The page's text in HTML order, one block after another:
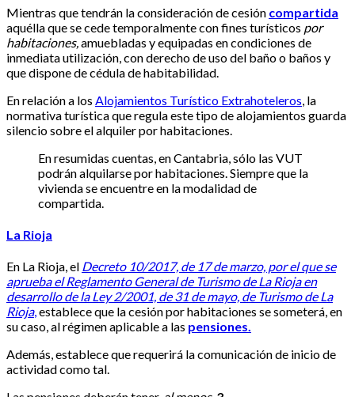
Mientras que tendrán la consideración de cesión compartida
aquélla que se cede temporalmente con fines turísticos por
habitaciones,amuebladas y equipadas en condiciones de
inmediata utilización, con derecho de uso del baño o baños y
que dispone de cédula de habitabilidad.
En relación a los Alojamientos Turístico Extrahoteleros, la
normativa turística que regula este tipo de alojamientos guarda
silencio sobre el alquiler por habitaciones.
En resumidas cuentas, en Cantabria, sólo las VUT
podrán alquilarse por habitaciones. Siempre que la
vivienda se encuentre en la modalidad de
compartida.
La Rioja
En La Rioja, el Decreto 10/2017, de 17 de marzo, por el que se
aprueba el Reglamento General de Turismo de La Rioja en
desarrollo de la Ley 2/2001, de 31 de mayo, de Turismo de La
Rioja,establece que la cesión por habitaciones se someterá, en
su caso, al régimen aplicable a las pensiones.
Además, establece que requerirá la comunicación de inicio de
actividad como tal.